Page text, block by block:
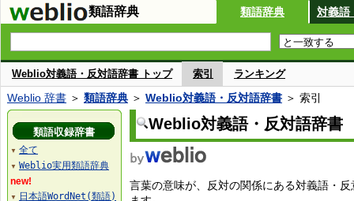
類語辞典 類語辞典 対義語
Weblio対義語・反対語辞書 トップ 索引 ランキング
Weblio 辞書 ＞ 類語辞典 ＞ Weblio対義語・反対語辞書 ＞ 索引
Weblio対義語・反対語辞書
言葉の意味が、反対の関係にある対義語・
類語収録辞書
▼ 全て
▼ Weblio実用類語辞典
new!
▼ 日本語WordNet(類語)